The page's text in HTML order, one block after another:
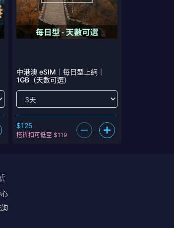
中港澳 eSIM｜每日型上網｜
1GB（天數可選）
$125
搭折扣可低至 $119